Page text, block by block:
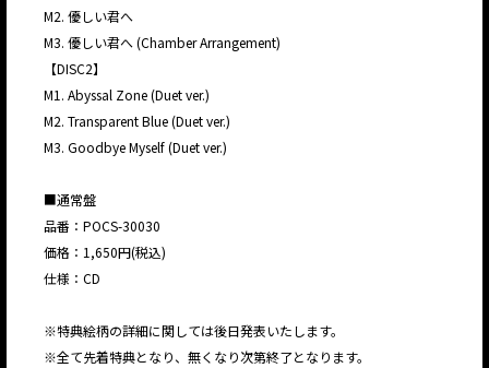
M2. 優しい君へ
M3. 優しい君へ (Chamber Arrangement)
【DISC2】
M1. Abyssal Zone (Duet ver.)
M2. Transparent Blue (Duet ver.)
M3. Goodbye Myself (Duet ver.)
■通常盤
品番：POCS-30030
価格：1,650円(税込)
仕様：CD
※特典絵柄の詳細に関しては後日発表いたします。
​​※全て先着特典となり、無くなり次第終了となります。